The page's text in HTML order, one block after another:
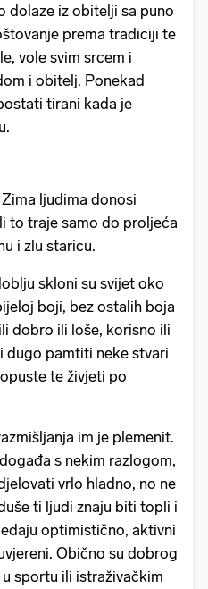
dolaze iz obitelji sa puno
prema tradiciji te
vole svim srcem i
i obitelj. Ponekad
tirani kada je
ljudima donosi
to traje samo do proljeća
i zlu staricu.
skloni su svijet oko
boji, bez ostalih boja
dobro ili loše, korisno ili
dugo pamtiti neke stvari
te živjeti po
im je plemenit.
s nekim razlogom,
vrlo hladno, no ne
ti ljudi znaju biti topli i
optimistično, aktivni
Obično su dobrog
sportu ili istraživačkim